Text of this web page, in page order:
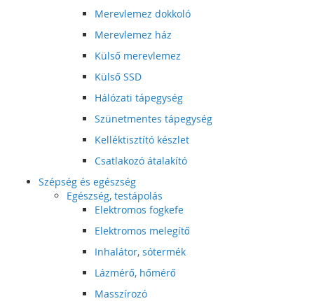
Merevlemez dokkoló
Merevlemez ház
Külső merevlemez
Külső SSD
Hálózati tápegység
Szünetmentes tápegység
Kelléktisztító készlet
Csatlakozó átalakító
Szépség és egészség
Egészség, testápolás
Elektromos fogkefe
Elektromos melegítő
Inhalátor, sótermék
Lázmérő, hőmérő
Masszírozó